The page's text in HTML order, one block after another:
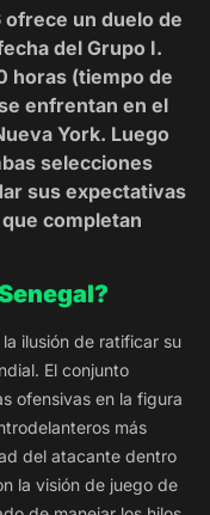
ofrece un duelo de
del Grupo I.
horas (tiempo de
se enfrentan en el
York. Luego
selecciones
sus expectativas
completan
ilusión de ratificar su
El conjunto
ofensivas en la figura
más
del atacante dentro
la visión de juego de